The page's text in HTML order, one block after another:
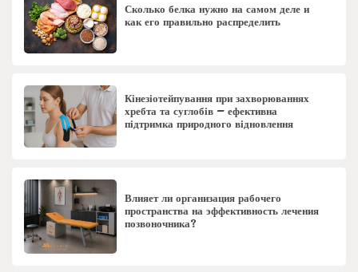
Сколько белка нужно на самом деле и
как его правильно распределить
Кінезіотейпування при захворюваннях
хребта та суглобів – ефективна
підтримка природного відновлення
Влияет ли организация рабочего
пространства на эффективность лечения
позвоночника?